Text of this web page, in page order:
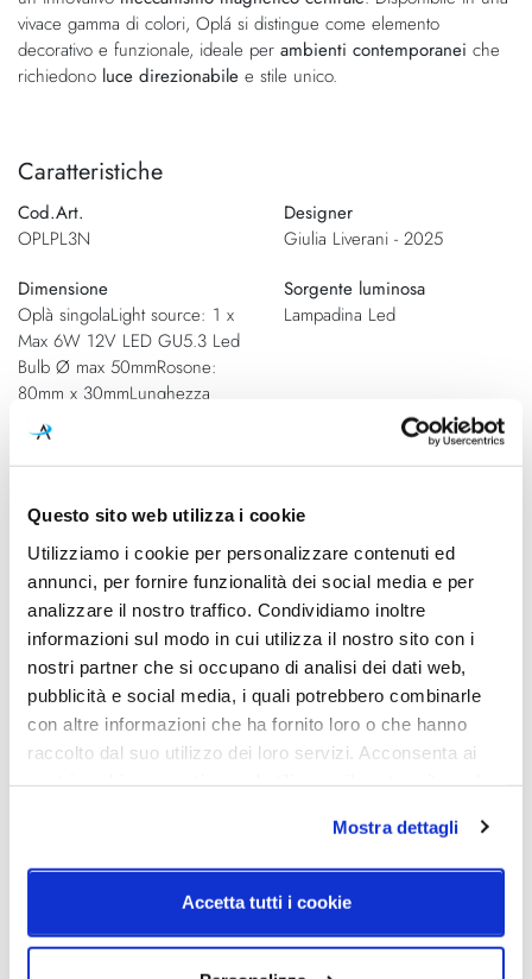
Questo sito web utilizza i cookie
Utilizziamo i cookie per personalizzare contenuti ed
annunci, per fornire funzionalità dei social media e per
analizzare il nostro traffico. Condividiamo inoltre
informazioni sul modo in cui utilizza il nostro sito con i
nostri partner che si occupano di analisi dei dati web,
pubblicità e social media, i quali potrebbero combinarle
con altre informazioni che ha fornito loro o che hanno
raccolto dal suo utilizzo dei loro servizi. Acconsenta ai
Mostra dettagli
Accetta tutti i cookie
vivace gamma di colori, Oplá si distingue come elemento
decorativo e funzionale, ideale per ambienti contemporanei che
richiedono luce direzionabile e stile unico.
Caratteristiche
Cod.Art.
OPLPL3N
Designer
Giulia Liverani - 2025
Dimensione
Oplà singolaLight source: 1 x
Max 6W 12V LED GU5.3 Led
Bulb Ø max 50mmRosone:
80mm x 30mmLunghezza
Cavo: 1600mmOplà Lineare 3
PuntiLight source: 3 x Max 6W
12V LED GU5.3 Led Bulb Ø
80mm x 30mmLunghezza
Cavo: 1600mmOplà Lineare 5
PuntiLight source: 5 x Max 6W
12V LED GU5.3 Led Bulb Ø
max 50mmRosone: 80mm x
80mm x 30mmLunghezza
Cavo: 1600mmOplà
Chandelier 40Light source: 6
x Max 6W 12V LED GU5.3
Led Bulb Ø max
50mmRosone:
Chandelier 70Light source: 10
x Max 6W 12V LED GU5.3
50mmRosone:
Sorgente luminosa
Lampadina Led